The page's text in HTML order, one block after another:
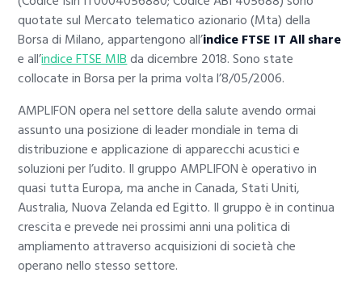
quotate sul Mercato telematico azionario (Mta) della
Borsa di Milano, appartengono all’indice FTSE IT All share
e all’indice FTSE MIBda dicembre 2018. Sono state
collocate in Borsa per la prima volta l’8/05/2006.
AMPLIFON opera nel settore della salute avendo ormai
assunto una posizione di leader mondiale in tema di
distribuzione e applicazione di apparecchi acustici e
soluzioni per l’udito. Il gruppo AMPLIFON è operativo in
quasi tutta Europa, ma anche in Canada, Stati Uniti,
Australia, Nuova Zelanda ed Egitto. Il gruppo è in continua
crescita e prevede nei prossimi anni una politica di
ampliamento attraverso acquisizioni di società che
operano nello stesso settore.